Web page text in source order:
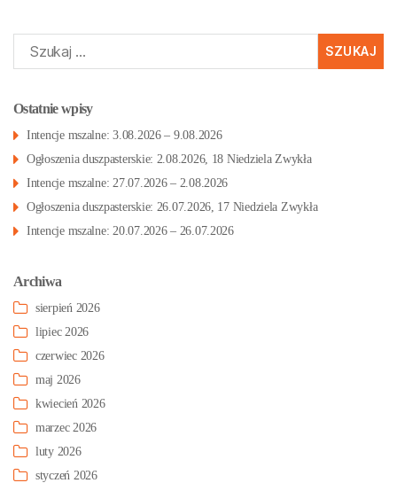
Szukaj:
Ostatnie wpisy
Intencje mszalne: 3.08.2026 – 9.08.2026
Ogłoszenia duszpasterskie: 2.08.2026, 18 Niedziela Zwykła
Intencje mszalne: 27.07.2026 – 2.08.2026
Ogłoszenia duszpasterskie: 26.07.2026, 17 Niedziela Zwykła
Intencje mszalne: 20.07.2026 – 26.07.2026
Archiwa
sierpień 2026
lipiec 2026
czerwiec 2026
maj 2026
kwiecień 2026
marzec 2026
luty 2026
styczeń 2026